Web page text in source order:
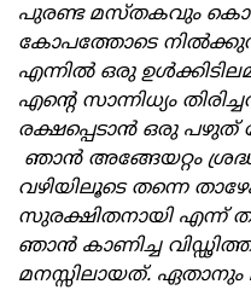
പുരണ്ട മസ്തകവും
കോപത്തോടെ
എന്നിൽ ഒരു
എന്‍റെ സാന്നിധ്യം
രക്ഷപ്പെടാൻ ഒരു പഴുത്
ഞാൻ അങ്ങേയറ്റം
വഴിയിലൂടെ തന്നെ
സുരക്ഷിതനായി എന്ന്
ഞാൻ കാണിച്ച
മനസ്സിലായത്. ഏതാനും